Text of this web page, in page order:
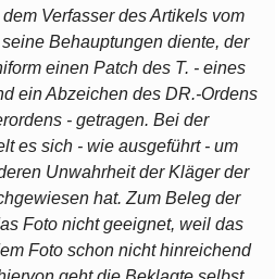
Verfasser des Artikels vom
Behauptungen diente, der
einen Patch des T. - eines
ein Abzeichen des DR.-Ordens
- getragen. Bei der
es sich - wie ausgeführt - um
Unwahrheit der Kläger der
hat. Zum Beleg der
Foto nicht geeignet, weil das
Foto schon nicht hinreichend